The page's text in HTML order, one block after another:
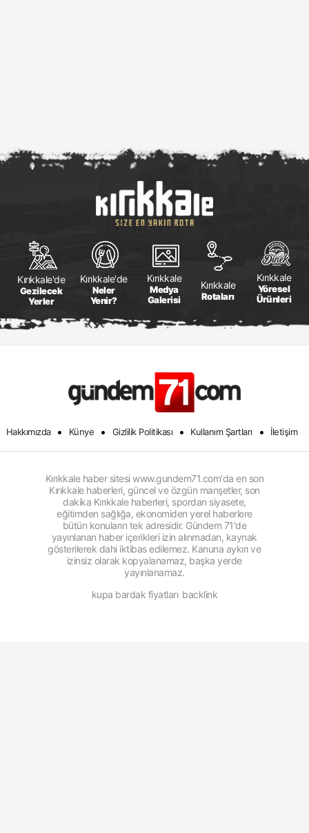
Kırıkkale'de
Gezilecek
Yerler
Kırıkkale'de
Neler
Yenir?
Kırıkkale
Medya
Galerisi
Kırıkkale
Rotaları
Kırıkkale
Yöresel
Ürünleri
Hakkımızda • Künye • Gizlilik Politikası • Kullanım Şartları • İletişim
Kırıkkale haber sitesi www.gundem71.com'da en son
Kırıkkale haberleri, güncel ve özgün manşetler, son
dakika Kırıkkale haberleri, spordan siyasete,
eğitimden sağlığa, ekonomiden yerel haberlere
bütün konuların tek adresidir. Gündem 71'de
yayınlanan haber içerikleri izin alınmadan, kaynak
gösterilerek dahi iktibas edilemez. Kanuna aykırı ve
izinsiz olarak kopyalanamaz, başka yerde
yayınlanamaz.
kupa bardak fiyatları backlink